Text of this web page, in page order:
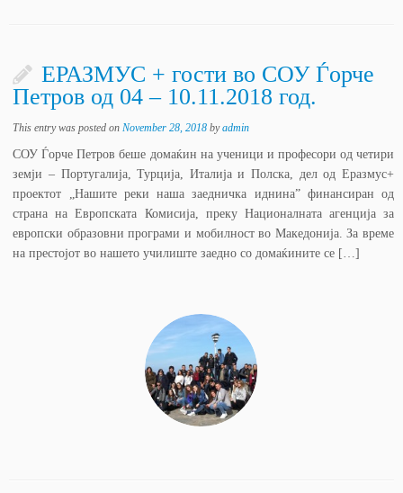
ЕРАЗМУС + гости во СОУ Ѓорче
Петров од 04 – 10.11.2018 год.
This entry was posted onNovember 28, 2018 byadmin
СОУ Ѓорче Петров беше домаќин на ученици и професори од четири
земји – Португалија, Турција, Италија и Полска, дел од Еразмус+
проектот „Нашите реки наша заедничка иднина” финансиран од
страна на Европската Комисија, преку Националната агенција за
европски образовни програми и мобилност во Македонија. За време
на престојот во нашето училиште заедно со домаќините се […]